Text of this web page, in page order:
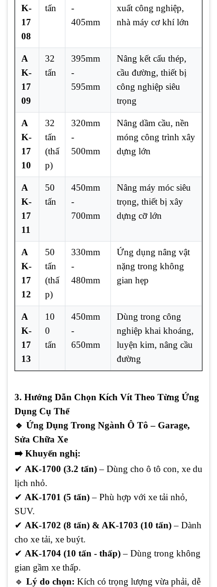
K-
17
08
tấn
-
405mm
xuất công nghiệp,
nhà máy cơ khí lớn
A
K-
17
09
32
tấn
395mm
-
595mm
Nâng kết cấu thép,
cầu đường, thiết bị
công nghiệp siêu
trọng
A
K-
17
10
32
tấn
(thấ
p)
320mm
-
500mm
Nâng dầm cầu, nền
móng công trình xây
dựng lớn
A
K-
17
11
50
tấn
450mm
-
700mm
Nâng máy móc siêu
trọng, thiết bị xây
dựng cỡ lớn
A
K-
17
12
50
tấn
(thấ
p)
330mm
-
480mm
Ứng dụng nâng vật
nặng trong không
gian hẹp
A
K-
17
13
10
0
tấn
450mm
-
650mm
Dùng trong công
nghiệp khai khoáng,
luyện kim, nâng cầu
đường
3. Hướng Dẫn Chọn Kích Vít Theo Từng Ứng
Dụng Cụ Thể
🔹 Ứng Dụng Trong Ngành Ô Tô – Garage,
Sửa Chữa Xe
➡️ Khuyến nghị:
✔ AK-1700 (3.2 tấn)– Dùng cho ô tô con, xe du
lịch nhỏ.
✔ AK-1701 (5 tấn)– Phù hợp với xe tải nhỏ,
SUV.
✔ AK-1702 (8 tấn) & AK-1703 (10 tấn)– Dành
cho xe tải, xe buýt.
✔ AK-1704 (10 tấn - thấp)– Dùng trong không
gian gầm xe thấp.
🔹 Lý do chọn: Kích có trọng lượng vừa phải, dễ